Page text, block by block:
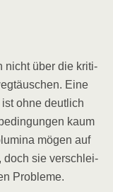
nicht über die kri­ti­
Eine
ohne deut­lich
kaum
mögen auf
doch sie ver­schlei­
Probleme.